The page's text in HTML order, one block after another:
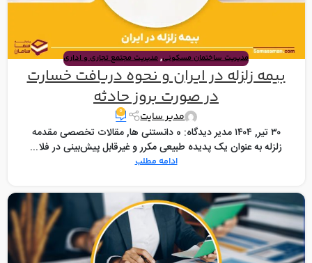
مدیریت ساختمان مسکونی,مدیریت مجتمع تجاری و اداری
بیمه زلزله در ایران و نحوه دریافت خسارت
در صورت بروز حادثه
مدیر سایت ۰
۳۰ تیر, ۱۴۰۴ مدیر دیدگاه: 0 دانستنی ها, مقالات تخصصی مقدمه
زلزله به عنوان یک پدیده طبیعی مکرر و غیرقابل پیش‌بینی در فلا...
ادامه مطلب